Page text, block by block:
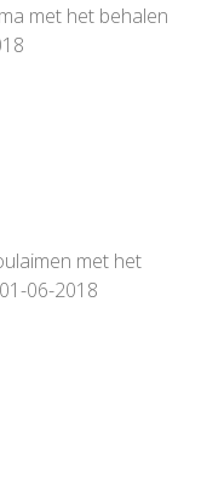
met het behalen
met het
06-2018